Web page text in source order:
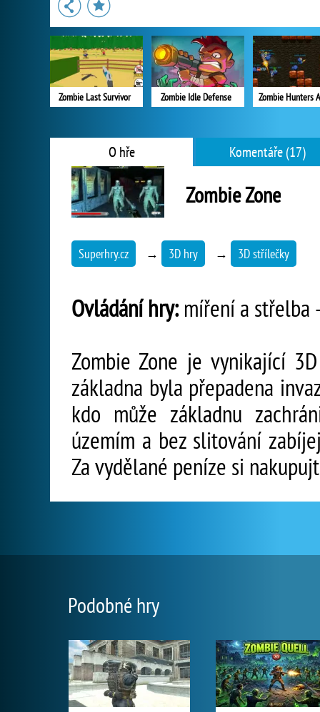
Zombie Last Survivor Zombie Idle Defense Zombie Hunters
O hře Komentáře (17)
Zombie Zone
Superhry.cz → 3D hry → 3D střílečky
Ovládání hry:míření a střelba
Zombie Zone je vynikající
základna byla přepadena
kdo může základnu
územím a bez slitování
Za vydělané peníze si
Podobné hry